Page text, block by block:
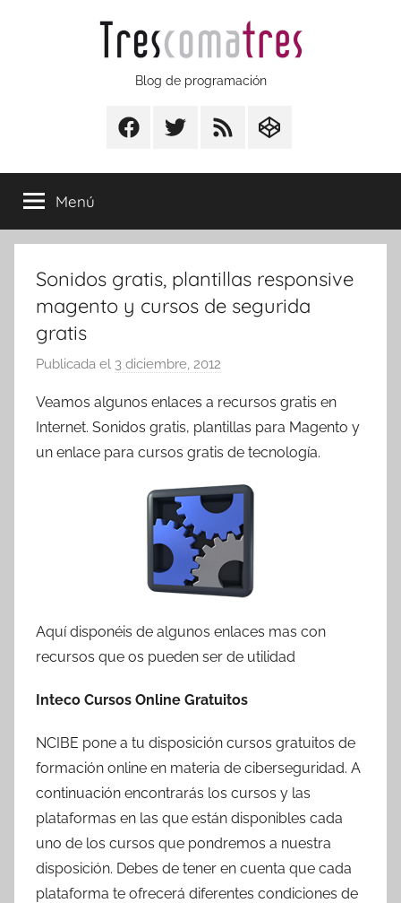
Trescomatres
Blog de programación
FacebookTwitter RSS CodepenIO
Menú
Sonidos gratis, plantillas responsive
magento y cursos de segurida
gratis
Publicada el 3 diciembre, 2012
r
T
r
s
a
s
Veamos algunos enlaces a recursos gratis en
Internet. Sonidos gratis, plantillas para Magento y
un enlace para cursos gratis de tecnología.
Aquí disponéis de algunos enlaces mas con
recursos que os pueden ser de utilidad
Inteco Cursos Online Gratuitos
NCIBE pone a tu disposición cursos gratuitos de
formación online en materia de ciberseguridad. A
continuación encontrarás los cursos y las
plataformas en las que están disponibles cada
uno de los cursos que pondremos a nuestra
disposición. Debes de tener en cuenta que cada
plataforma te ofrecerá diferentes condiciones de